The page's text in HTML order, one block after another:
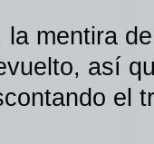
la mentira
así
el